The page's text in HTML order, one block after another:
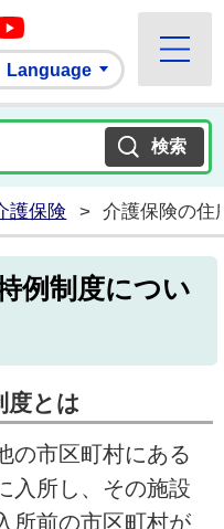
城里町ホームページ
Facebook
Language
護保険 > 介護保険の住
例制度につい
度とは
の市区町村にある
入所し、その施設
所前の市区町村が